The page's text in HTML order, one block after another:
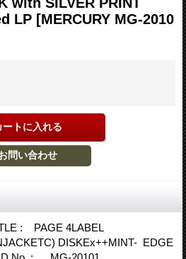
LP [MERCURY MG-2010
: PAGE 4LABEL
DISKEx++MINT- EDGE